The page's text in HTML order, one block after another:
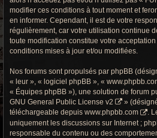
modifier ces conditions à tout moment et
en informer. Cependant, il est de votre
régulièrement, car votre utilisation continue
toute modification constitue votre
conditions mises à jour et/ou modifiées.
Nos forums sont propulsés par phpBB
« leur », « logiciel phpBB », «
« Équipes phpBB »), une solution de forum
GNU General Public License v2
»
téléchargeable depuis www.phpbb.com
.
uniquement les discussions sur Internet ;
responsable du contenu ou des